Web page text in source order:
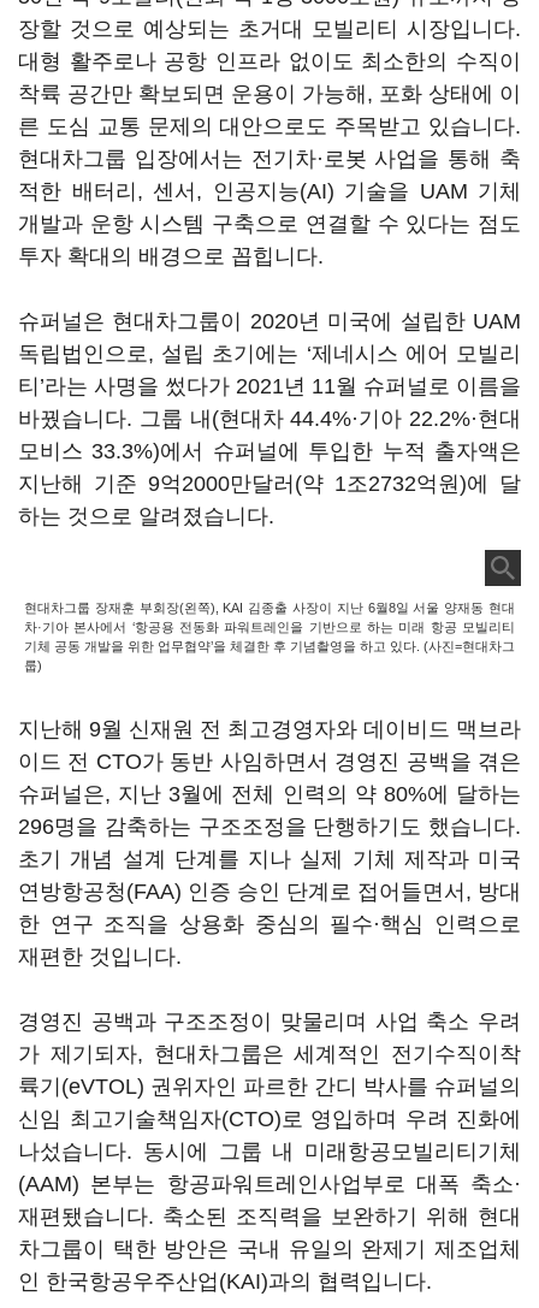
장할 것으로 예상되는 초거대 모빌리티 시장입니다.
대형 활주로나 공항 인프라 없이도 최소한의 수직이
착륙 공간만 확보되면 운용이 가능해, 포화 상태에 이
른 도심 교통 문제의 대안으로도 주목받고 있습니다.
현대차그룹 입장에서는 전기차·로봇 사업을 통해 축
적한 배터리, 센서, 인공지능(AI) 기술을 UAM 기체
개발과 운항 시스템 구축으로 연결할 수 있다는 점도
투자 확대의 배경으로 꼽힙니다.
슈퍼널은 현대차그룹이 2020년 미국에 설립한 UAM
독립법인으로, 설립 초기에는 ‘제네시스 에어 모빌리
티’라는 사명을 썼다가 2021년 11월 슈퍼널로 이름을
바꿨습니다. 그룹 내(현대차 44.4%·기아 22.2%·현대
모비스 33.3%)에서 슈퍼널에 투입한 누적 출자액은
지난해 기준 9억2000만달러(약 1조2732억원)에 달
하는 것으로 알려졌습니다.
현대차그룹 장재훈 부회장(왼쪽), KAI 김종출 사장이 지난 6월8일 서울 양재동 현대
차·기아 본사에서 ‘항공용 전동화 파워트레인을 기반으로 하는 미래 항공 모빌리티
기체 공동 개발을 위한 업무협약’을 체결한 후 기념촬영을 하고 있다. (사진=현대차그
룹)
지난해 9월 신재원 전 최고경영자와 데이비드 맥브라
이드 전 CTO가 동반 사임하면서 경영진 공백을 겪은
슈퍼널은, 지난 3월에 전체 인력의 약 80%에 달하는
296명을 감축하는 구조조정을 단행하기도 했습니다.
초기 개념 설계 단계를 지나 실제 기체 제작과 미국
연방항공청(FAA) 인증 승인 단계로 접어들면서, 방대
한 연구 조직을 상용화 중심의 필수·핵심 인력으로
재편한 것입니다.
경영진 공백과 구조조정이 맞물리며 사업 축소 우려
가 제기되자, 현대차그룹은 세계적인 전기수직이착
륙기(eVTOL) 권위자인 파르한 간디 박사를 슈퍼널의
신임 최고기술책임자(CTO)로 영입하며 우려 진화에
나섰습니다. 동시에 그룹 내 미래항공모빌리티기체
(AAM) 본부는 항공파워트레인사업부로 대폭 축소·
재편됐습니다. 축소된 조직력을 보완하기 위해 현대
차그룹이 택한 방안은 국내 유일의 완제기 제조업체
인 한국항공우주산업(KAI)과의 협력입니다.